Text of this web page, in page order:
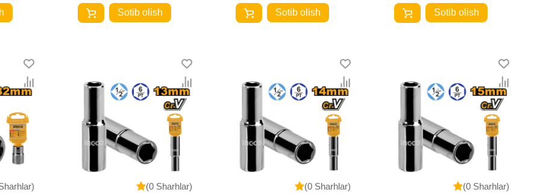
Sotib olish Sotib olish Sotib olish
(0 Sharhlar)
(0 Sharhlar)
(0 Sharhlar)